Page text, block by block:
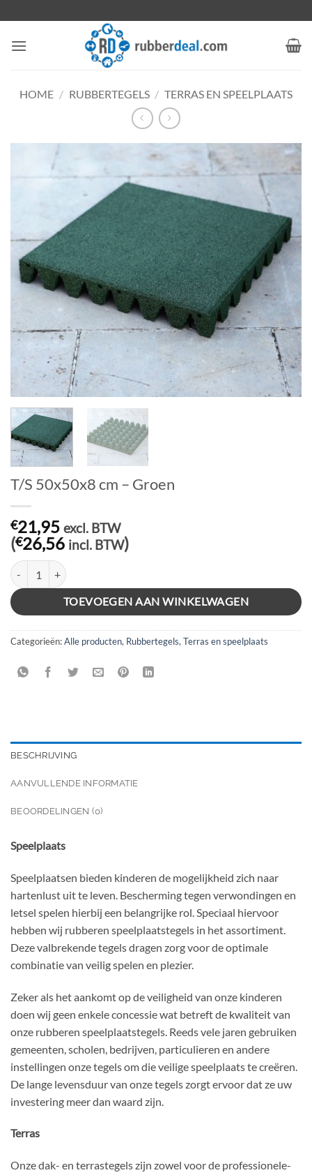
naar
inhoud
HOME / RUBBERTEGELS / TERRAS EN SPEELPLAATS
T/S 50x50x8 cm – Groen
€21,95 excl. BTW
(€26,56 incl. BTW)
T/S 50x50x8 cm - Groen aantal
TOEVOEGEN AAN WINKELWAGEN
Categorieën:Alle producten, Rubbertegels, Terras en speelplaats
BESCHRIJVING
AANVULLENDE INFORMATIE
BEOORDELINGEN (0)
Speelplaats
Speelplaatsen bieden kinderen de mogelijkheid zich naar
hartenlust uit te leven. Bescherming tegen verwondingen en
letsel spelen hierbij een belangrijke rol. Speciaal hiervoor
hebben wij rubberen speelplaatstegels in het assortiment.
Deze valbrekende tegels dragen zorg voor de optimale
combinatie van veilig spelen en plezier.
Zeker als het aankomt op de veiligheid van onze kinderen
doen wij geen enkele concessie wat betreft de kwaliteit van
onze rubberen speelplaatstegels. Reeds vele jaren gebruiken
gemeenten, scholen, bedrijven, particulieren en andere
instellingen onze tegels om die veilige speelplaats te creëren.
De lange levensduur van onze tegels zorgt ervoor dat ze uw
investering meer dan waard zijn.
Terras
Onze dak- en terrastegels zijn zowel voor de professionele-